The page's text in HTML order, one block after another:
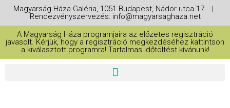
Magyarság Háza Galéria, 1051 Budapest, Nádor utca 17. |
Rendezvényszervezés: info@magyarsaghaza.net
A Magyarság Háza programjaira az előzetes regisztráció
javasolt. Kérjük, hogy a regisztráció megkezdéséhez kattintson
a kiválasztott programra! Tartalmas időtöltést kívánunk!